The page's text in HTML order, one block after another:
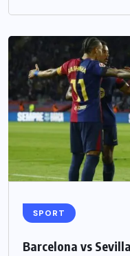
SPORT
Barcelona vs